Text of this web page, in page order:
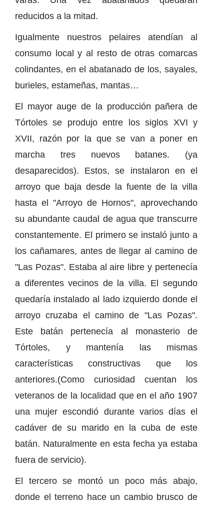
reducidos a la mitad.
Igualmente nuestros pelaires atendían al
consumo local y al resto de otras comarcas
colindantes, en el abatanado de los, sayales,
burieles, estameñas, mantas…
El mayor auge de la producción pañera de
Tórtoles se produjo entre los siglos XVI y
XVII, razón por la que se van a poner en
marcha tres nuevos batanes. (ya
desaparecidos). Estos, se instalaron en el
arroyo que baja desde la fuente de la villa
hasta el "Arroyo de Hornos", aprovechando
su abundante caudal de agua que transcurre
constantemente. El primero se instaló junto a
los cañamares, antes de llegar al camino de
"Las Pozas". Estaba al aire libre y pertenecía
a diferentes vecinos de la villa. El segundo
quedaría instalado al lado izquierdo donde el
arroyo cruzaba el camino de "Las Pozas".
Este batán pertenecía al monasterio de
Tórtoles, y mantenía las mismas
características constructivas que los
anteriores.(Como curiosidad cuentan los
veteranos de la localidad que en el año 1907
una mujer escondió durante varios días el
cadáver de su marido en la cuba de este
batán. Naturalmente en esta fecha ya estaba
fuera de servicio).
El tercero se montó un poco más abajo,
donde el terreno hace un cambio brusco de